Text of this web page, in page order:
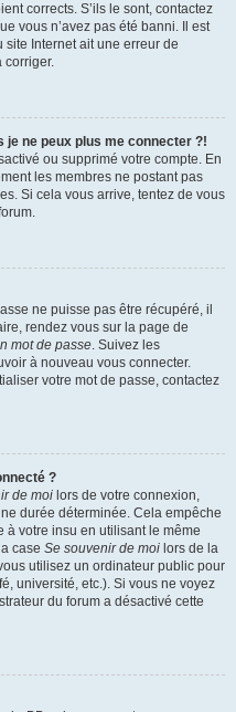
corrects. S’ils le sont, contactez
vous n’avez pas été banni. Il est
Internet ait une erreur de
corriger.
ne peux plus me connecter ?!
ou supprimé votre compte. En
les membres ne postant pas
Si cela vous arrive, tentez de vous
ne puisse pas être récupéré, il
rendez vous sur la page de
mot de passe. Suivez les
à nouveau vous connecter.
votre mot de passe, contactez
?
de moi lors de votre connexion,
durée déterminée. Cela empêche
à votre insu en utilisant le même
case Se souvenir de moi lors de la
utilisez un ordinateur public pour
université, etc.). Si vous ne voyez
du forum a désactivé cette